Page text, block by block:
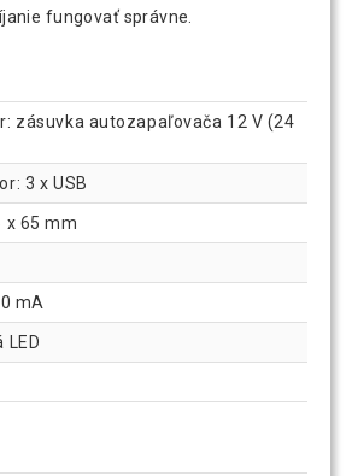
fungovať správne.
zásuvka autozapaľovača 12 V (24
3 x USB
x 65 mm
mA
LED